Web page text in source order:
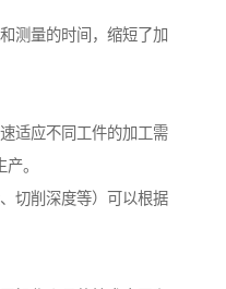
测量的时间，缩短了加
适应不同工件的加工需
。
切削深度等）可以根据